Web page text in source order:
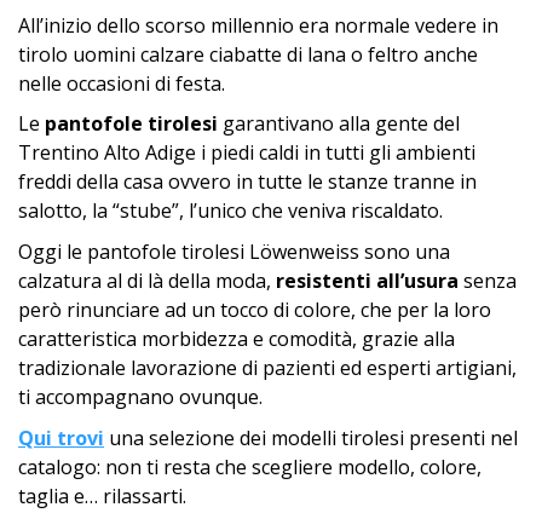
All’inizio dello scorso millennio era normale vedere in
tirolo uomini calzare ciabatte di lana o feltro anche
nelle occasioni di festa.
Le pantofole tirolesi garantivano alla gente del
Trentino Alto Adige i piedi caldi in tutti gli ambienti
freddi della casa ovvero in tutte le stanze tranne in
salotto, la “stube”, l’unico che veniva riscaldato.
Oggi le pantofole tirolesi Löwenweiss sono una
calzatura al di là della moda, resistenti all’usura senza
però rinunciare ad un tocco di colore, che per la loro
caratteristica morbidezza e comodità, grazie alla
tradizionale lavorazione di pazienti ed esperti artigiani,
ti accompagnano ovunque.
Qui trovi una selezione dei modelli tirolesi presenti nel
catalogo: non ti resta che scegliere modello, colore,
taglia e… rilassarti.